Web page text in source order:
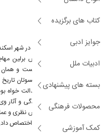
کتاب های برگزیده
جوایز ادبی
ادبیات ملل
بسته های پیشنهادی
محصولات فرهنگی
کمک آموزشی
وی در یک فامیل یهودی و در شهر
اسکندریه به وین و سپس برلین
سکنی گزید. همان جا زیست و همان
مورخان عصر ما و از پیشکسوتان
روشنگری تکیه داشت، عدالت خواه
نگاه جانبدارانه داشت. زندگی و
زندگیش را به اعتلای جنبش نظری و
و تئوری های توجیه گر آن اختصاص داد.